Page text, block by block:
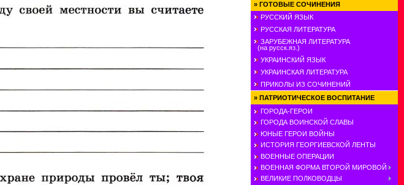
» ГОТОВЫЕ СОЧИНЕНИЯ
РУССКИЙ ЯЗЫК
РУССКАЯ ЛИТЕРАТУРА
ЗАРУБЕЖНАЯ ЛИТЕРАТУРА
(на русск.яз.)
УКРАИНСКИЙ ЯЗЫК
УКРАИНСКАЯ ЛИТЕРАТУРА
ПРИКОЛЫ ИЗ СОЧИНЕНИЙ
» ПАТРИОТИЧЕСКОЕ ВОСПИТАНИЕ
ГОРОДА-ГЕРОИ
ГОРОДА ВОИНСКОЙ СЛАВЫ
ЮНЫЕ ГЕРОИ ВОЙНЫ
ИСТОРИЯ ГЕОРГИЕВСКОЙ ЛЕНТЫ
ВОЕННЫЕ ОПЕРАЦИИ
ВОЕННАЯ ФОРМА ВТОРОЙ МИРОВОЙ
ВЕЛИКИЕ ПОЛКОВОДЦЫ